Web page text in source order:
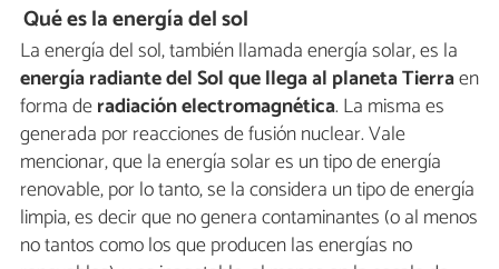
Qué es la energía del sol
La energía del sol, también llamada energía solar, es la
energía radiante del Sol que llega al planeta Tierraen
forma deradiación electromagnética. La misma es
generada por reacciones de fusión nuclear. Vale
mencionar, que la energía solar es un tipo de energía
renovable, por lo tanto, se la considera un tipo de energía
limpia, es decir que no genera contaminantes (o al menos
no tantos como los que producen las energías no